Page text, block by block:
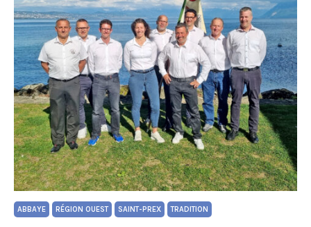
ABBAYE RÉGION OUEST SAINT-PREX TRADITION